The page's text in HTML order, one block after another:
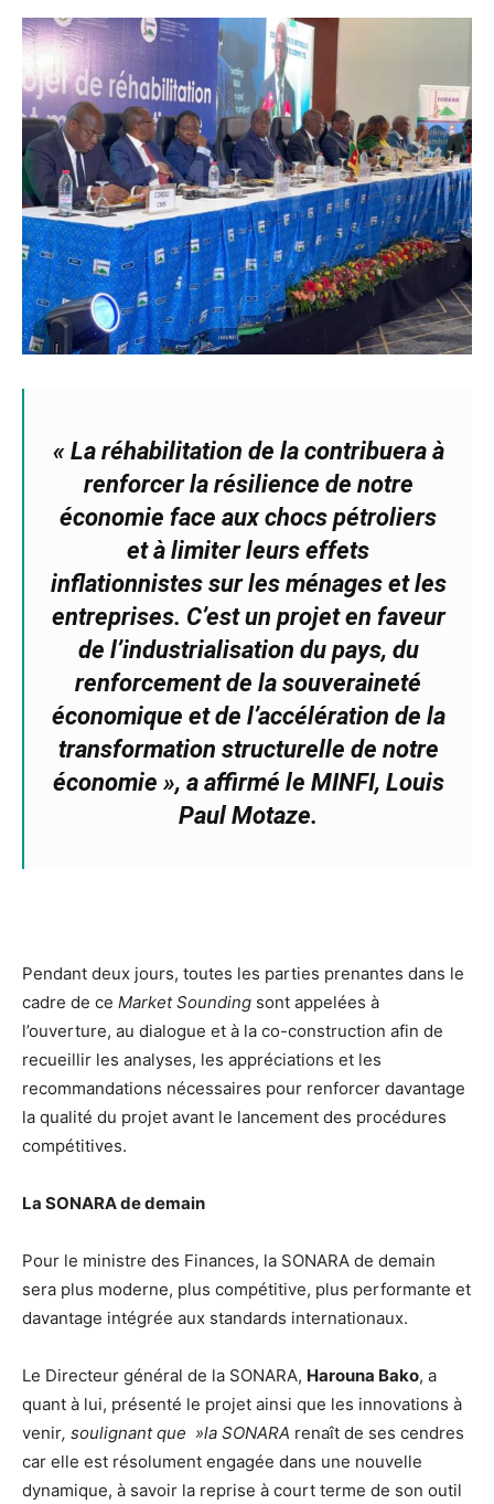
« La réhabilitation de la contribuera à
renforcer la résilience de notre
économie face aux chocs pétroliers
et à limiter leurs effets
inflationnistes sur les ménages et les
entreprises. C’est un projet en faveur
de l’industrialisation du pays, du
renforcement de la souveraineté
économique et de l’accélération de la
transformation structurelle de notre
économie », a affirmé le MINFI, Louis
Paul Motaze.
Pendant deux jours, toutes les parties prenantes dans le
cadre de ce Market Sounding sont appelées à
l’ouverture, au dialogue et à la co-construction afin de
recueillir les analyses, les appréciations et les
recommandations nécessaires pour renforcer davantage
la qualité du projet avant le lancement des procédures
compétitives.
La SONARA de demain
Pour le ministre des Finances, la SONARA de demain
sera plus moderne, plus compétitive, plus performante et
davantage intégrée aux standards internationaux.
Le Directeur général de la SONARA, Harouna Bako, a
quant à lui, présenté le projet ainsi que les innovations à
venir, soulignant que »la SONARA renaît de ses cendres
car elle est résolument engagée dans une nouvelle
dynamique, à savoir la reprise à court terme de son outil